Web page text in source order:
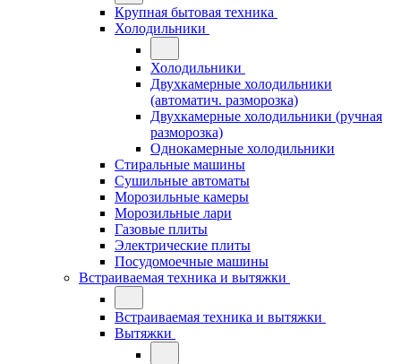
Крупная бытовая техника
Холодильники
Холодильники
Двухкамерные холодильники
(автоматич. разморозка)
Двухкамерные холодильники (ручная
разморозка)
Однокамерные холодильники
Стиральные машины
Сушильные автоматы
Морозильные камеры
Морозильные лари
Газовые плиты
Электрические плиты
Посудомоечные машины
Встраиваемая техника и вытяжки
Встраиваемая техника и вытяжки
Вытяжки